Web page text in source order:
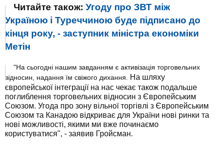
Читайте також: Угоду про ЗВТ між
Україною і Туреччиною буде підписано до
кінця року, - заступник міністра економіки
Метін
"На сьогодні нашим завданням є активізація торговельних
відносин, надання їм свіжого дихання.
На шляху
європейської інтеграції на нас чекає також подальше
поглиблення торговельних відносин з Європейським
Союзом. Угода про зону вільної торгівлі з Європейським
Союзом та Канадою відкриває для України нові ринки та
нові можливості, якими ми вже починаємо
користуватися", - заявив Гройсман.